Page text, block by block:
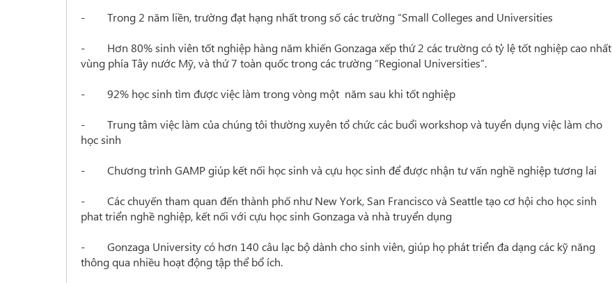
- Trong 2 năm liền, trường đạt hạng nhất trong số các trường “Small Colleges and Universities
- Hơn 80% sinh viên tốt nghiệp hàng năm khiến Gonzaga xếp thứ 2 các trường có tỷ lệ tốt nghiệp cao nhất
vùng phía Tây nước Mỹ, và thứ 7 toàn quốc trong các trường “Regional Universities”.
- 92% học sinh tìm được việc làm trong vòng một năm sau khi tốt nghiệp
- Trung tâm việc làm của chúng tôi thường xuyên tổ chức các buổi workshop và tuyển dụng việc làm cho
học sinh
- Chương trình GAMP giúp kết nối học sinh và cựu học sinh để được nhận tư vấn nghề nghiệp tương lai
- Các chuyến tham quan đến thành phố như New York, San Francisco và Seattle tạo cơ hội cho học sinh
phat triển nghề nghiệp, kết nối với cựu học sinh Gonzaga và nhà truyển dụng
- Gonzaga University có hơn 140 câu lạc bộ dành cho sinh viên, giúp họ phát triển đa dạng các kỹ năng
thông qua nhiều hoạt động tập thể bổ ích.